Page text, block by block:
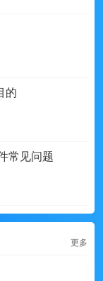
的
常见问题
更多